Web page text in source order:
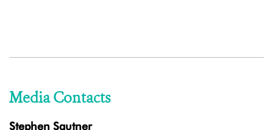
Media Contacts
Stephen Sautner